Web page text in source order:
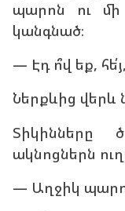
պարոն ու
կանգնած։
— Էդ ո՞վ եք,
Ներքևից վերև
Տիկինները
ակնոցներն
— Աղջիկ